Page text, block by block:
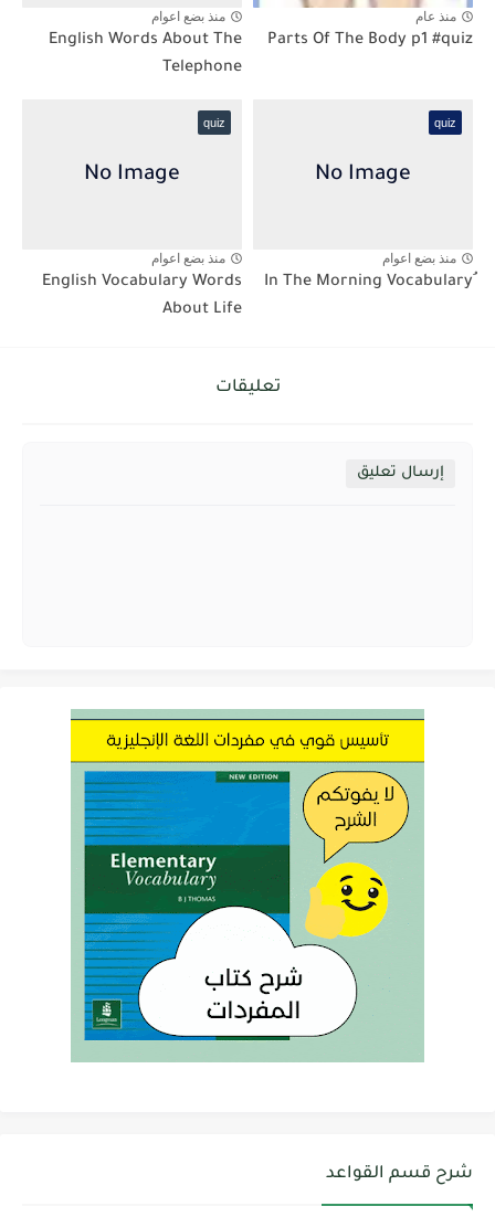
منذ عام
Parts Of The Body p1 #quiz
منذ بضع اعوام
English Words About The
Telephone
quiz
منذ بضع اعوام
quiz
منذ بضع اعوام
English Vocabulary Words
About Life
تعليقات
إرسال تعليق
شرح قسم القواعد